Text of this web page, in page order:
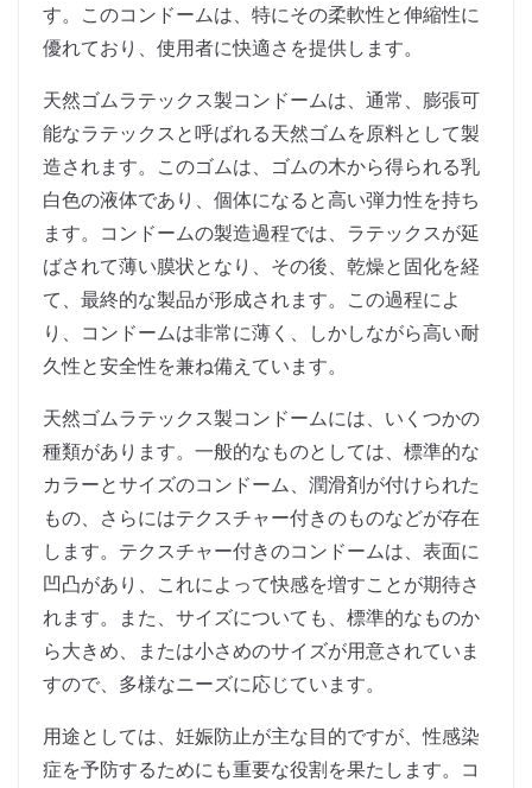
す。このコンドームは、特にその柔軟性と伸縮性に
優れており、使用者に快適さを提供します。
天然ゴムラテックス製コンドームは、通常、膨張可
能なラテックスと呼ばれる天然ゴムを原料として製
造されます。このゴムは、ゴムの木から得られる乳
白色の液体であり、個体になると高い弾力性を持ち
ます。コンドームの製造過程では、ラテックスが延
ばされて薄い膜状となり、その後、乾燥と固化を経
て、最終的な製品が形成されます。この過程によ
り、コンドームは非常に薄く、しかしながら高い耐
久性と安全性を兼ね備えています。
天然ゴムラテックス製コンドームには、いくつかの
種類があります。一般的なものとしては、標準的な
カラーとサイズのコンドーム、潤滑剤が付けられた
もの、さらにはテクスチャー付きのものなどが存在
します。テクスチャー付きのコンドームは、表面に
凹凸があり、これによって快感を増すことが期待さ
れます。また、サイズについても、標準的なものか
ら大きめ、または小さめのサイズが用意されていま
すので、多様なニーズに応じています。
用途としては、妊娠防止が主な目的ですが、性感染
症を予防するためにも重要な役割を果たします。コ